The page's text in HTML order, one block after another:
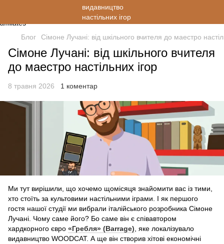
Блог Сімоне Лучані: від шкільного вчителя до маестро
Сімоне Лучані: від шкільного вчителя
до маестро настільних ігор
8 травня 2026 1 коментар
Ми тут вирішили, що хочемо щомісяця знайомити вас із тими,
хто стоїть за культовими настільними іграми. І як першого
гостя нашої студії ми вибрали італійського розробника Сімоне
Лучані. Чому саме його? Бо саме він є співавтором
хардкорного євро «Гребля» (Barrage), яке локалізувало
видавництво WOODCAT. А ще він створив хітові економічні